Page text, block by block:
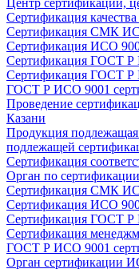
Сертификация
Сертификация СМК
Сертификация ИСО
Сертификация ГОСТ Р
Сертификация ГОСТ
ГОСТ Р ИСО 9001
Проведение
Казани
Продукция
подлежащей
Сертификация
Орган по
Сертификация СМК
Сертификация ИСО
Сертификация ГОСТ
Сертификация
ГОСТ Р ИСО 9001
Орган сертификации